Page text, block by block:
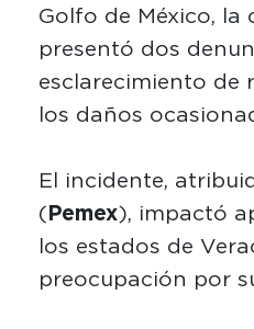
Golfo de México,
presentó dos
esclarecimiento de
los daños
El incidente,
(Pemex), impactó
los estados de
preocupación por